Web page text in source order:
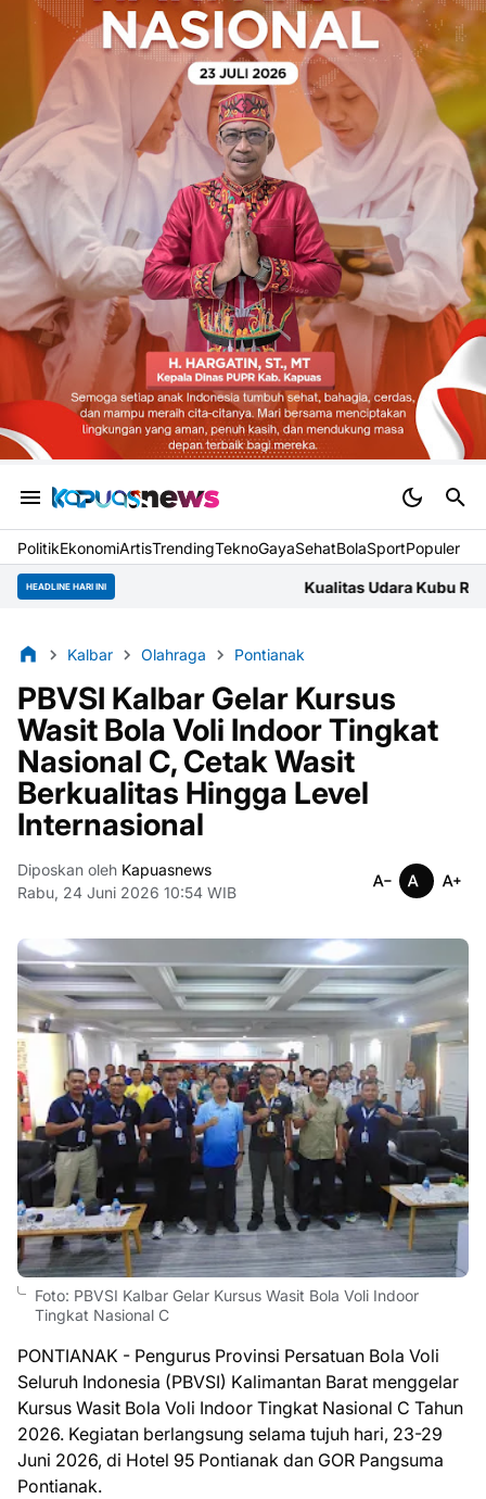
PolitikEkonomiArtisTrendingTeknoGayaSehatBolaSportPopuler
HEADLINE HARI INI Kualitas Udara Kubu Raya Jumat Pagi Masuk
Kalbar Olahraga Pontianak
PBVSI Kalbar Gelar Kursus
Wasit Bola Voli Indoor Tingkat
Nasional C, Cetak Wasit
Berkualitas Hingga Level
Internasional
Diposkan oleh Kapuasnews
Rabu, 24 Juni 2026 10:54 WIB
Foto: PBVSI Kalbar Gelar Kursus Wasit Bola Voli Indoor
Tingkat Nasional C
PONTIANAK - Pengurus Provinsi Persatuan Bola Voli
Seluruh Indonesia (PBVSI) Kalimantan Barat menggelar
Kursus Wasit Bola Voli Indoor Tingkat Nasional C Tahun
2026. Kegiatan berlangsung selama tujuh hari, 23-29
Juni 2026, di Hotel 95 Pontianak dan GOR Pangsuma
Pontianak.